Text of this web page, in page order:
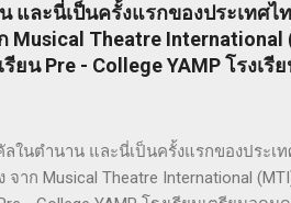
และนี่เป็นครั้งแรกของประเทศไ
Musical Theatre
น Pre - College YAMP โรงเ
ลในตำนาน และนี่เป็นครั้งแรกของประเ
าก Musical Theatre International